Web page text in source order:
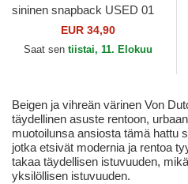
sininen snapback USED 01
Von DutchEUR 34,90
Saat sen tiistai, 11. Elokuu
Beigen ja vihreän värinen Von
täydellinen asuste rentoon,
muotoilunsa ansiosta tämä hattu
jotka etsivät modernia ja rentoa
takaa täydellisen istuvuuden,
yksilöllisen istuvuuden.